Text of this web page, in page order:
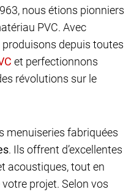
nous étions pionniers
PVC. Avec
depuis toutes
et perfectionnons
révolutions sur le
menuiseries fabriquées
. Ils offrent d’excellentes
acoustiques, tout en
votre projet. Selon vos